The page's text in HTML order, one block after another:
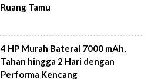
Ruang Tamu
4 HP Murah Baterai 7000 mAh,
Tahan hingga 2 Hari dengan
Performa Kencang